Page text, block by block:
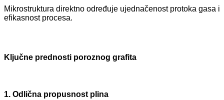
Mikrostruktura direktno određuje ujednačenost protoka gasa i
efikasnost procesa.
Ključne prednosti poroznog grafita
1. Odlična propusnost plina